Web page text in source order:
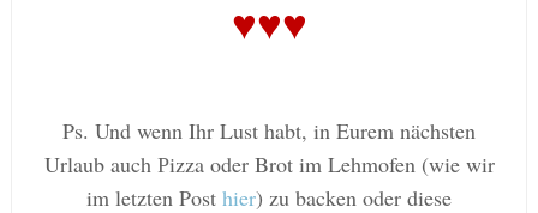
♥♥♥
Ps. Und wenn Ihr Lust habt, in Eurem nächsten
Urlaub auch Pizza oder Brot im Lehmofen (wie wir
im letzten Post hier) zu backen oder diese